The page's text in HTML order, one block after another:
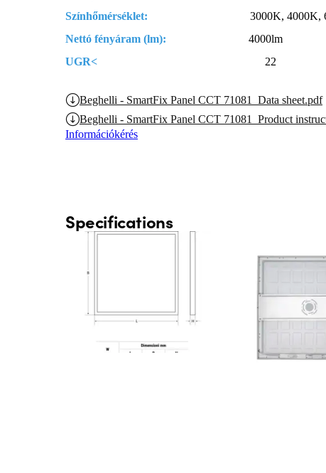
Színhőmérséklet:
3000K, 4000K,
Nettó fényáram (lm):
4000lm
UGR< 22
Beghelli - SmartFix Panel CCT 71081_Data sheet.pdf
Beghelli - SmartFix Panel CCT 71081_Product
Információkérés
Specifications